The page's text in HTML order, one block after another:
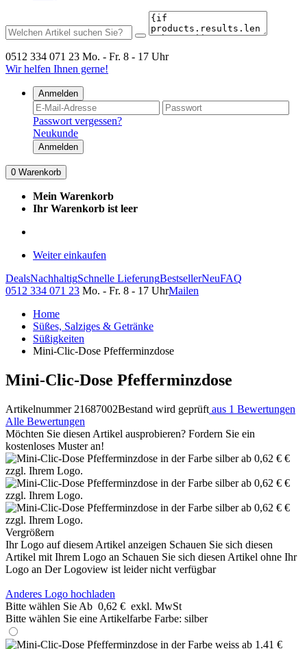
0512 334 071 23 Mo. - Fr. 8 - 17 Uhr
Wir helfen Ihnen gerne!
Anmelden
Passwort vergessen?
Neukunde
Anmelden
0 Warenkorb
Mein Warenkorb
Ihr Warenkorb ist leer
Weiter einkaufen
DealsNachhaltigSchnelle LieferungBestsellerNeuFAQ
0512 334 071 23 Mo. - Fr. 8 - 17 UhrMailen
Home
Süßes, Salziges & Getränke
Süßigkeiten
Mini-Clic-Dose Pfefferminzdose
Mini-Clic-Dose Pfefferminzdose
Artikelnummer 21687002Bestand wird geprüft aus 1 Bewertungen
Alle Bewertungen
Möchten Sie diesen Artikel ausprobieren? Fordern Sie ein
kostenloses Muster an!
Vergrößern
Ihr Logo auf diesem Artikel anzeigen Schauen Sie sich diesen
Artikel mit Ihrem Logo an Schauen Sie sich diesen Artikel ohne Ihr
Logo an Der Logoview ist leider nicht verfügbar
Anderes Logo hochladen
Bitte wählen Sie Ab 0,62 € exkl. MwSt
Bitte wählen Sie eine Artikelfarbe Farbe: silber